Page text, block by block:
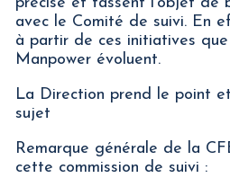
précise et fassent l’objet de
avec le Comité de suivi. En
à partir de ces initiatives
Manpower évoluent.
La Direction prend le point
sujet
Remarque générale de la
cette commission de suivi :